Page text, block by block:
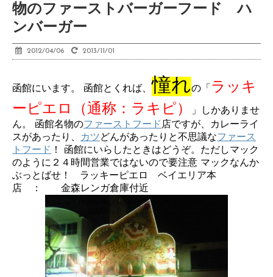
物のファーストバーガーフード ハ
ンバーガー
2012/04/06 2013/11/01
函館にいます。 函館とくれば、 憧れの「 ラッキ
ーピエロ（通称：ラキピ）
」しかありませ
ん。 函館名物のファーストフード 店ですが、カレーライ
スがあったり、
カツどんがあったりと不思議なファース
トフード
！ 函館にいらしたときはどうぞ。ただしマック
のように２４時間営業ではないので要注意 マックなんか
ぶっとばせ！ ラッキーピエロ ベイエリア本
店 ： 金森レンガ倉庫付近